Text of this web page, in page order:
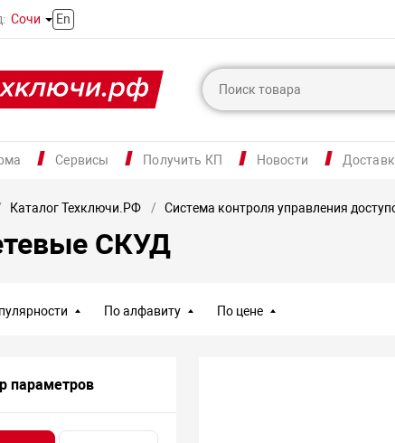
Сочи En
Сервисы Получить КП Новости
для
Каталог Техключи.РФ Система контроля управления
СКУД
По алфавиту По цене
параметров